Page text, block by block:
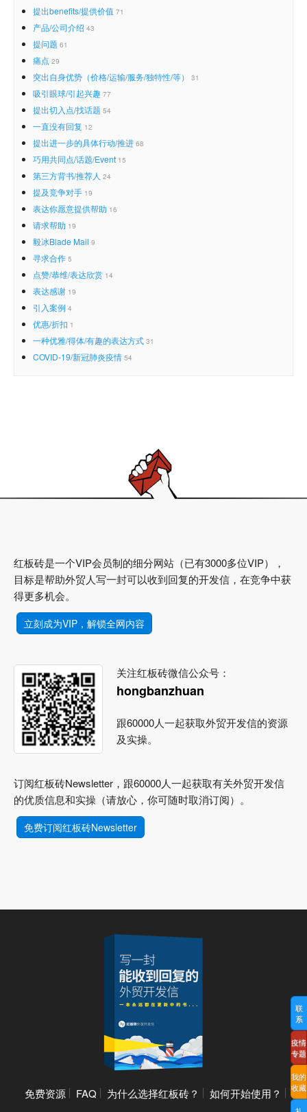
提出benefits/提供价值 71
产品/公司介绍 43
提问题 61
痛点 29
突出自身优势（价格/运输/服务/独特性/等） 31
吸引眼球/引起兴趣 77
提出切入点/找话题 54
一直没有回复 12
提出进一步的具体行动/推进 68
巧用共同点/话题/Event 15
第三方背书/推荐人 24
提及竞争对手 19
表达你愿意提供帮助 16
请求帮助 19
毅冰Blade Mail 9
寻求合作 5
点赞/恭维/表达欣赏 14
表达感谢 19
引入案例 4
优惠/折扣 1
一种优雅/得体/有趣的表达方式 31
COVID-19/新冠肺炎疫情 54
红板砖是一个VIP会员制的细分网站（已有3000多位VIP），
目标是帮助外贸人写一封可以收到回复的开发信，在竞争中获
得更多机会。
立刻成为VIP，解锁全网内容
关注红板砖微信公众号：
hongbanzhuan
跟60000人一起获取外贸开发信的资源
及实操。
订阅红板砖Newsletter，跟60000人一起获取有关外贸开发信
的优质信息和实操（请放心，你可随时取消订阅）。
免费订阅红板砖Newsletter
免费资源 FAQ 为什么选择红板砖？
如何开始使用？
联
系
疫情
专题
我的
收藏